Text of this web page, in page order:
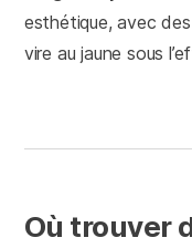
esthétique, avec
vire au jaune sous
Où trouver